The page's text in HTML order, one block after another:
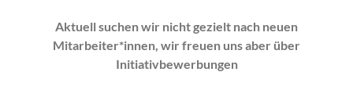
Aktuell suchen wir nicht gezielt nach neuen
Mitarbeiter*innen, wir freuen uns aber über
Initiativbewerbungen